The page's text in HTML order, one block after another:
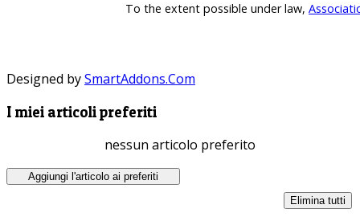
To the extent possible under law,
Designed bySmartAddons.Com
I miei articoli preferiti
nessun articolo preferito